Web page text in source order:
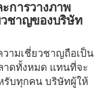
การวางภาพ
ชาญของบริษัท
ามเชี่ยวชาญถือเป็น
าดทั้งหมด แทนที่จะ
รับทุกคน บริษัทผู้ให้